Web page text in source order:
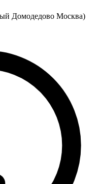
Домодедово Москва)